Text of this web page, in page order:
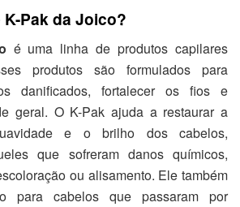
Pak da Joico?
é uma linha de produtos capilares
produtos são formulados para
danificados, fortalecer os fios e
geral. O K-Pak ajuda a restaurar a
e o brilho dos cabelos,
que sofreram danos químicos,
ou alisamento. Ele também
para cabelos que passaram por